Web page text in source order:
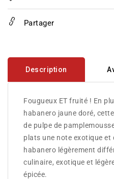
Partager
Description
Fougueux ET fruité ! En
habanero jaune doré,
de pulpe de
plats une note exotique et
habanero légèrement
culinaire, exotique et
épicée.